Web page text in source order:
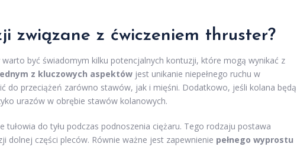
związane z ćwiczeniem thruster?
warto być świadomym kilku potencjalnych kontuzji, które mogą wynikać z
z kluczowych aspektów jest unikanie niepełnego ruchu w
do przeciążeń zarówno stawów, jak i mięśni. Dodatkowo, jeśli kolana będą
urazów w obrębie stawów kolanowych.
tułowia do tyłu podczas podnoszenia ciężaru. Tego rodzaju postawa
dolnej części pleców. Równie ważne jest zapewnienie pełnego wyprostu